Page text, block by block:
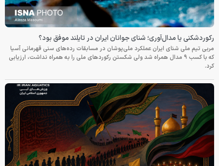
رکوردشکنی یا مدال‌آوری؛ شنای جوانان ایران در تایلند موفق بود؟
مربی تیم ملی شنای ایران عملکرد ملی‌پوشان در مسابقات رده‌های سنی قهرمانی آسیا
که با کسب ۹ مدال همراه شد ولی شکستن رکوردهای ملی را به همراه نداشت، ارزیابی
کرد.